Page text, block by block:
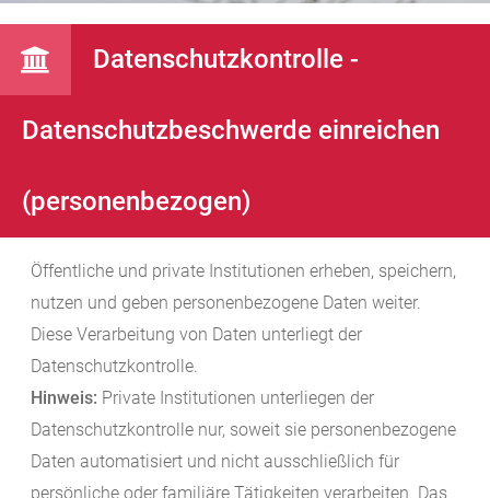
Datenschutzkontrolle -
Datenschutzbeschwerde einreichen
(personenbezogen)
Öffentliche und private Institutionen erheben, speichern,
nutzen und geben personenbezogene Daten weiter.
Diese Verarbeitung von Daten unterliegt der
Datenschutzkontrolle.
Hinweis: Private Institutionen unterliegen der
Datenschutzkontrolle nur, soweit sie personenbezogene
Daten automatisiert und nicht ausschließlich für
persönliche oder familiäre Tätigkeiten verarbeiten. Das